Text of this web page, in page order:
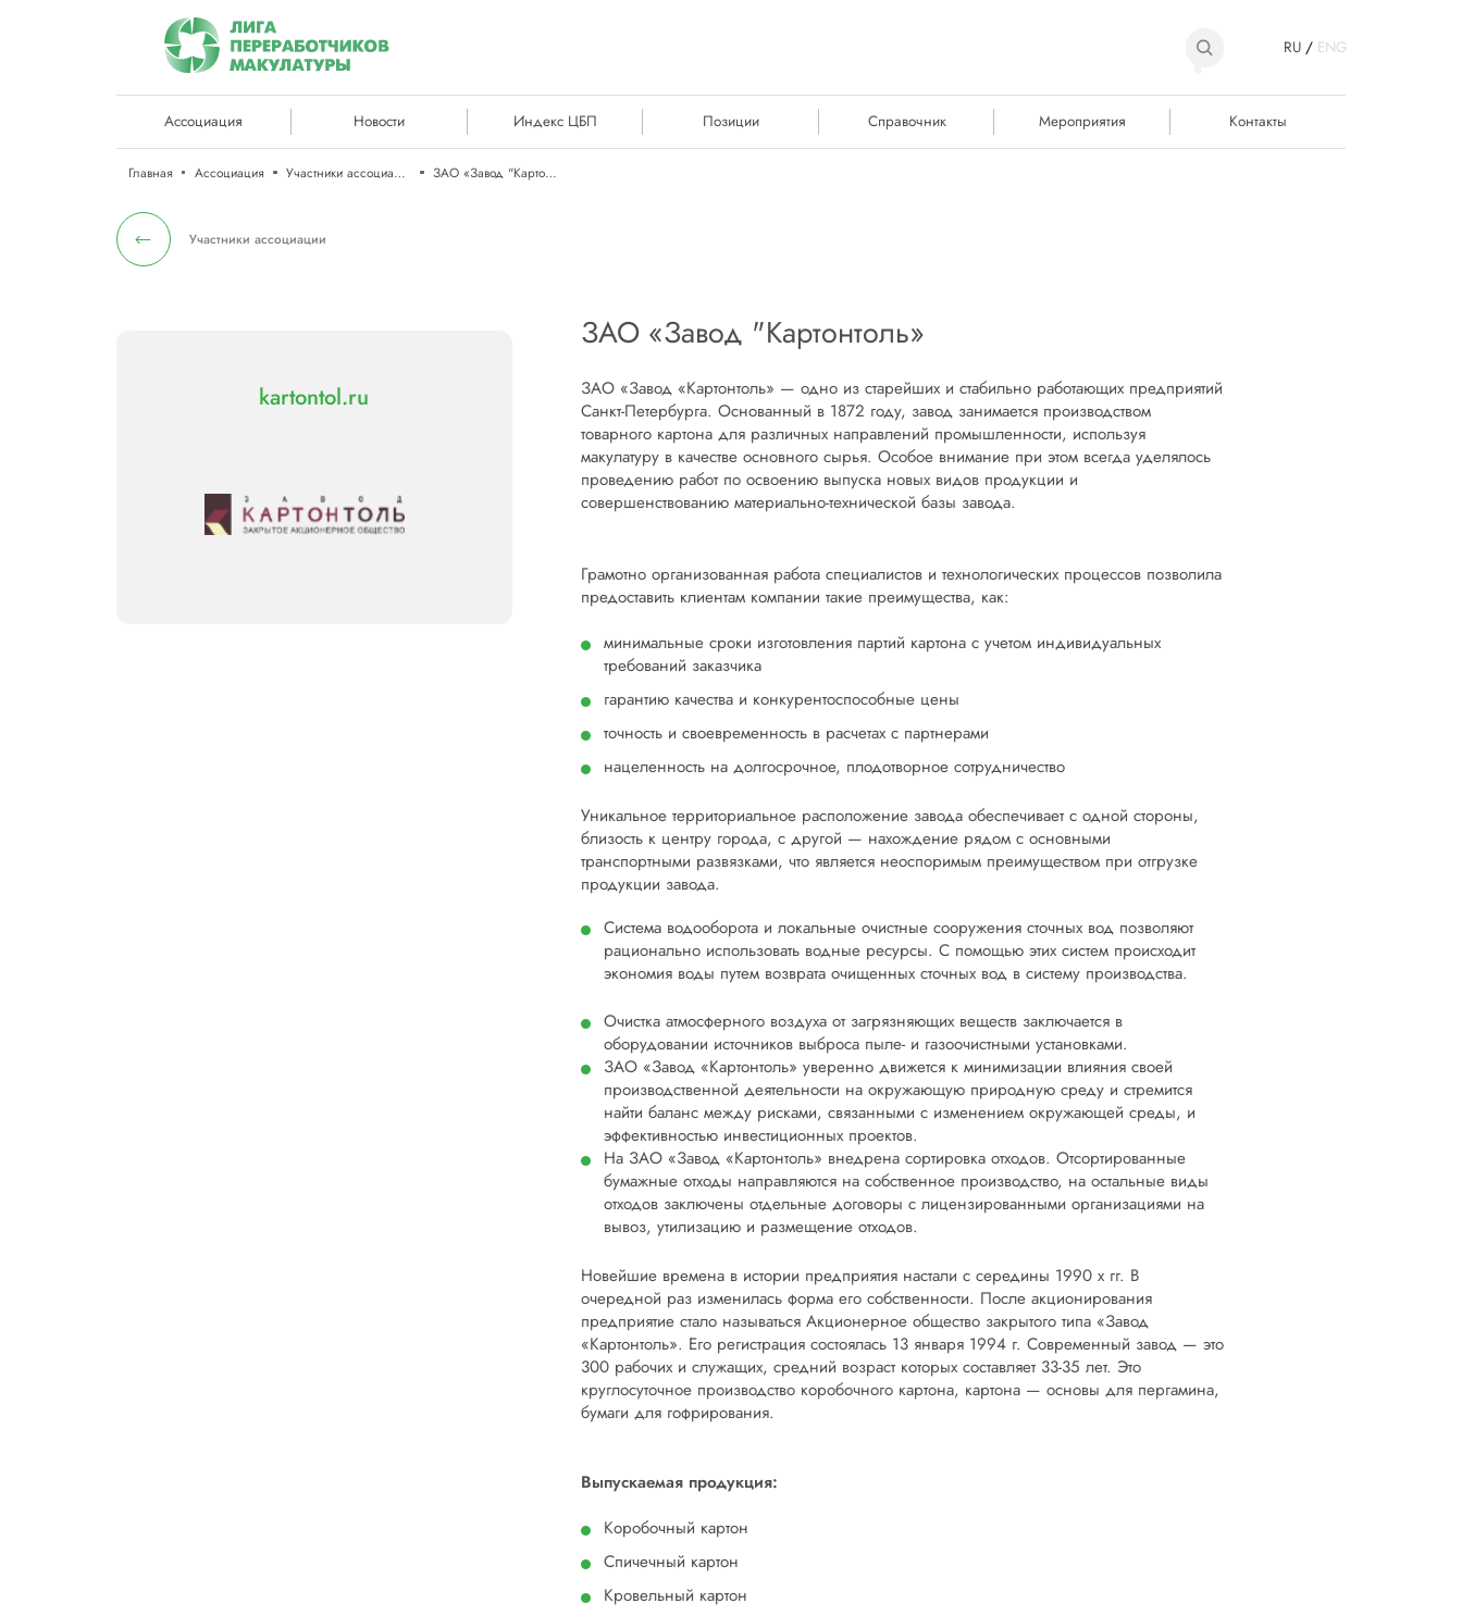
RU/ ENG
Ассоциация Новости Индекс ЦБП Позиции Справочник Мероприятия Контакты
Главная Ассоциация Участники ассоциации ЗАО «Завод "Картонтоль»
Участники ассоциации
kartontol.ru
ЗАО «Завод "Картонтоль»
ЗАО «Завод «Картонтоль» — одно из старейших и стабильно работающих предприятий
Санкт-Петербурга. Основанный в 1872 году, завод занимается производством
товарного картона для различных направлений промышленности, используя
макулатуру в качестве основного сырья. Особое внимание при этом всегда уделялось
проведению работ по освоению выпуска новых видов продукции и
совершенствованию материально-технической базы завода.
Грамотно организованная работа специалистов и технологических процессов позволила
предоставить клиентам компании такие преимущества, как:
минимальные сроки изготовления партий картона с учетом индивидуальных
требований заказчика
гарантию качества и конкурентоспособные цены
точность и своевременность в расчетах с партнерами
нацеленность на долгосрочное, плодотворное сотрудничество
Уникальное территориальное расположение завода обеспечивает с одной стороны,
близость к центру города, с другой — нахождение рядом с основными
транспортными развязками, что является неоспоримым преимуществом при отгрузке
продукции завода.
Система водооборота и локальные очистные сооружения сточных вод позволяют
рационально использовать водные ресурсы. С помощью этих систем происходит
экономия воды путем возврата очищенных сточных вод в систему производства.
Очистка атмосферного воздуха от загрязняющих веществ заключается в
оборудовании источников выброса пыле- и газоочистными установками.
ЗАО «Завод «Картонтоль» уверенно движется к минимизации влияния своей
производственной деятельности на окружающую природную среду и стремится
найти баланс между рисками, связанными с изменением окружающей среды, и
эффективностью инвестиционных проектов.
На ЗАО «Завод «Картонтоль» внедрена сортировка отходов. Отсортированные
бумажные отходы направляются на собственное производство, на остальные виды
отходов заключены отдельные договоры с лицензированными организациями на
вывоз, утилизацию и размещение отходов.
Новейшие времена в истории предприятия настали с середины 1990 х гг. В
очередной раз изменилась форма его собственности. После акционирования
предприятие стало называться Акционерное общество закрытого типа «Завод
«Картонтоль». Его регистрация состоялась 13 января 1994 г. Современный завод — это
300 рабочих и служащих, средний возраст которых составляет 33-35 лет. Это
круглосуточное производство коробочного картона, картона — основы для пергамина,
бумаги для гофрирования.
Выпускаемая продукция:
Коробочный картон
Спичечный картон
Кровельный картон